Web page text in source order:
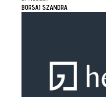
BORSAI SZANDRA